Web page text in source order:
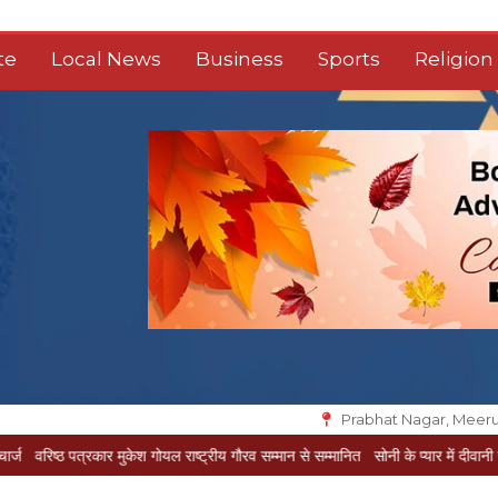
Local News Business Sports Religion
Prabhat Nagar,
मुकेश गोयल राष्ट्रीय गौरव सम्मान से सम्मानित सोनी के प्यार में दीवानी सीता पहुंची मेरठ